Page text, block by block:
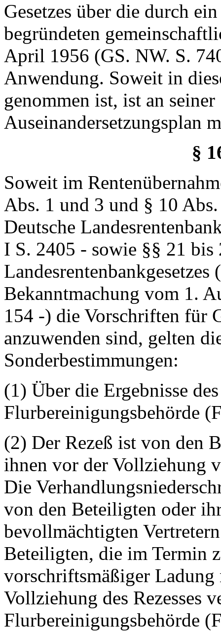
Gesetzes über die durch
begründeten
April 1956 (GS. NW. S.
Anwendung. Soweit in
genommen ist, ist an
Auseinandersetzungsplan
§
Soweit im
Abs. 1 und 3 und § 10
Deutsche
I S. 2405 - sowie §§ 21 bis
Landesrentenbankgesetzes
Bekanntmachung vom 1.
154 -) die Vorschriften für
anzuwenden sind, gelten
Sonderbestimmungen:
(1) Über die Ergebnisse
Flurbereinigungsbehörde
(2) Der Rezeß ist von den
ihnen vor der Vollziehung
Die
von den Beteiligten oder
bevollmächtigten
Beteiligten, die im Termin
vorschriftsmäßiger Ladung
Vollziehung des Rezesses
Flurbereinigungsbehörde